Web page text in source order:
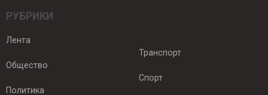
РУБРИКИ
Лента
Общество
Политика
Транспорт
Спорт